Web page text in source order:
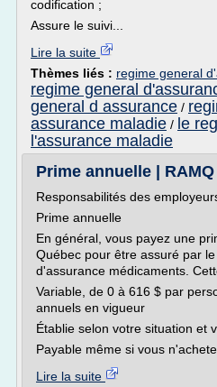
codification ;
Assure le suivi...
Lire la suite
Thèmes liés : regime general
regime general
general d assurance /
assurance maladie / le
l'assurance maladie
Prime annuelle | RAMQ
Responsabilités des
Prime annuelle
En général, vous payez une
Québec pour être assuré par
d'assurance médicaments.
Variable, de 0 à 616 $ par
annuels en vigueur
Établie selon votre situation et
Payable même si vous
Lire la suite